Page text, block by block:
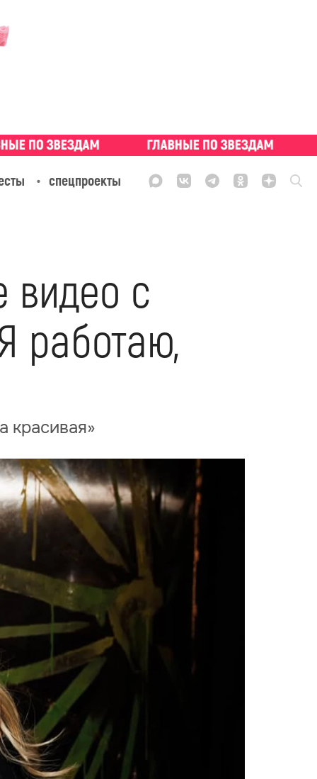
спецпроекты
видео с
работаю,
красивая»